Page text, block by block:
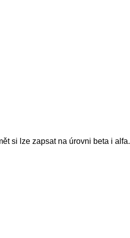
si lze zapsat na úrovni beta i alfa.